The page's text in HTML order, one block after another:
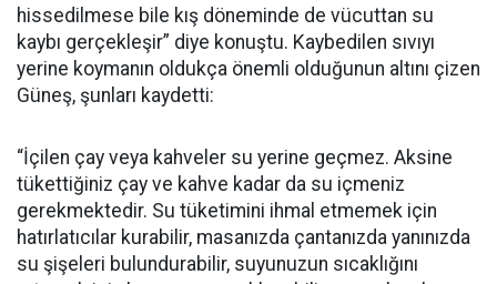
hissedilmese bile kış döneminde de vücuttan su
kaybı gerçekleşir” diye konuştu. Kaybedilen sıvıyı
yerine koymanın oldukça önemli olduğunun altını çizen
Güneş, şunları kaydetti:
“İçilen çay veya kahveler su yerine geçmez. Aksine
tükettiğiniz çay ve kahve kadar da su içmeniz
gerekmektedir. Su tüketimini ihmal etmemek için
hatırlatıcılar kurabilir, masanızda çantanızda yanınızda
su şişeleri bulundurabilir, suyunuzun sıcaklığını